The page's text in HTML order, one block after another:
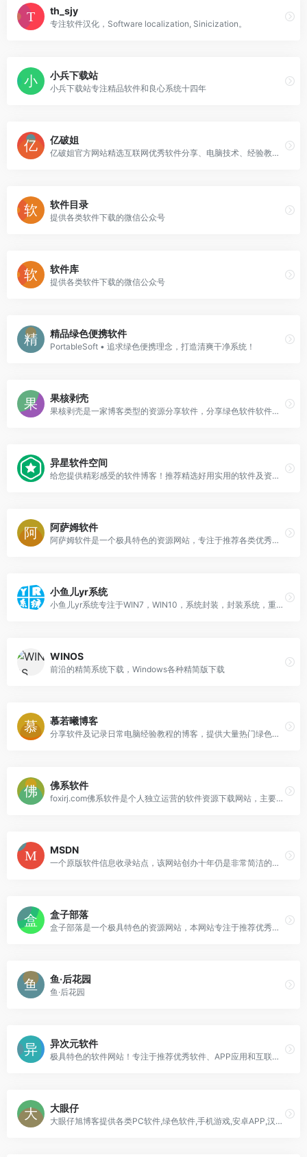
th_sjy
专注软件汉化，Software localization, Sinicization。
小兵下载站
小兵下载站专注精品软件和良心系统十四年
亿破姐
亿破姐官方网站精选互联网优秀软件分享、电脑技术、经验教程、SEO网站优化教程、IT科技资讯为一体的的站点、安全、绿色、放心、YPOJIE.COM找你所需要的 给你我分享的。
软件目录
提供各类软件下载的微信公众号
软件库
提供各类软件下载的微信公众号
精品绿色便携软件
PortableSoft • 追求绿色便携理念，打造清爽干净系统！
果核剥壳
果核剥壳是一家博客类型的资源分享软件，分享绿色软件软件，破解软件，安卓软件，纯净系统等。
异星软件空间
给您提供精彩感受的软件博客！推荐精选好用实用的软件及资源，且有详细的图文评测介绍。大量绿色、好用软件及资源下载。
阿萨姆软件
阿萨姆软件是一个极具特色的资源网站，专注于推荐各类优秀的互联网资源，你可以免费获取我们精选的电脑软件、手机软件、操作系统、经验教程、影视资源等各个领域的资源！
小鱼儿yr系统
小鱼儿yr系统专注于WIN7，WIN10，系统封装，封装系统，重装系统，系统教程，系统下载，软件下载，资源分享等等。
WINOS
前沿的精简系统下载，Windows各种精简版下载
慕若曦博客
分享软件及记录日常电脑经验教程的博客，提供大量热门绿色软件、汉化软件、免费软件、原创软件下载，是业内一流的资源分享博客。
佛系软件
foxirj.com佛系软件是个人独立运营的软件资源下载网站，主要精选分享mac破解软件、精品mac应用、安卓破解去广告软件、windows破解去广告软件及一些软件破解和使用教程，当然本站所发布的资源都是绿色安全无密码且会注明破解作者。
MSDN
一个原版软件信息收录站点，该网站创办十年仍是非常简洁的风格，没有广告
盒子部落
盒子部落是一个极具特色的资源网站，本网站专注于推荐优秀软件、APP应用和互联网资源，每篇图文评测都极其用心。你在这里可以免费获取我们精选的优秀软件应用、装机必备软件，我们每天都会分享大量的软件，为您提供优质的软件及下载服务。
鱼·后花园
鱼·后花园
异次元软件
极具特色的软件网站！专注于推荐优秀软件、APP应用和互联网资源，每篇图文评测都极其用心，并提供大量软件资源下载。
大眼仔
大眼仔旭博客提供各类PC软件,绿色软件,手机游戏,安卓APP,汉化软件,软件教程,坚持每天更新大量软件及视频教程,是电脑爱好者最佳的软件下载和学习交流场所